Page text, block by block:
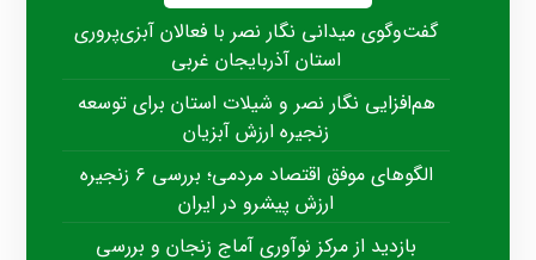
گفت‌وگوی میدانی نگار نصر با فعالان آبزی‌پروری
استان آذربایجان غربی
هم‌افزایی نگار نصر و شیلات استان برای توسعه
زنجیره ارزش آبزیان
الگوهای موفق اقتصاد مردمی؛ بررسی ۶ زنجیره
ارزش پیشرو در ایران
بازدید از مرکز نوآوری آماج زنجان و بررسی